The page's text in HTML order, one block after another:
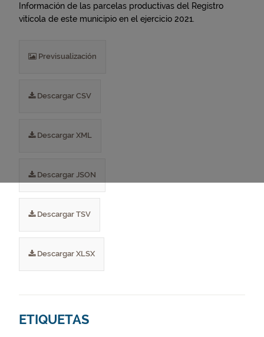
Información de las parcelas productivas del Registro
vitícola de este municipio en el ejercicio 2021.
Previsualización
Descargar CSV
Descargar XML
Descargar JSON
Descargar TSV
Descargar XLSX
ETIQUETAS